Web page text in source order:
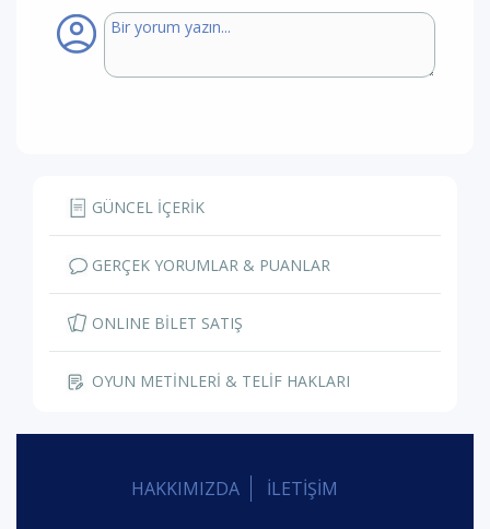
GÜNCEL İÇERİK
GERÇEK YORUMLAR & PUANLAR
ONLINE BİLET SATIŞ
OYUN METİNLERİ & TELİF HAKLARI
HAKKIMIZDA İLETİŞİM